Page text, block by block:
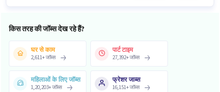
किस तरह की जॉब्स देख रहे हैं?
घर से काम
2,611+जॉब्स
पार्ट टाइम
27,392+जॉब्स
महिलाओं के लिए जॉब्स
1,20,203+जॉब्स
फ्रेशर जाब्स
16,151+जॉब्स